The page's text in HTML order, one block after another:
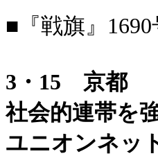
■『戦旗』1690
3・15 京都
社会的連帯を
ユニオンネッ